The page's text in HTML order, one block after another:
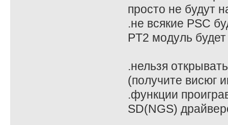
просто не будут
.не всякие PSC
PT2 модуль
.нельзя
(получите висюг
.функции
SD(NGS)